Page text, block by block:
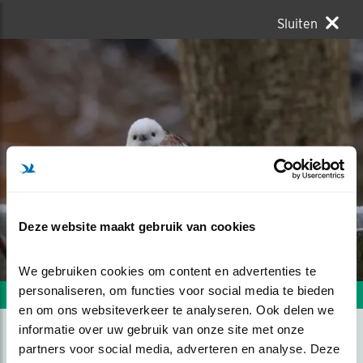
Deze website maakt gebruik van cookies
We gebruiken cookies om content en advertenties te
personaliseren, om functies voor social media te bieden
en om ons websiteverkeer te analyseren. Ook delen we
informatie over uw gebruik van onze site met onze
partners voor social media, adverteren en analyse. Deze
Sluiten
Volgende foto Vorige foto